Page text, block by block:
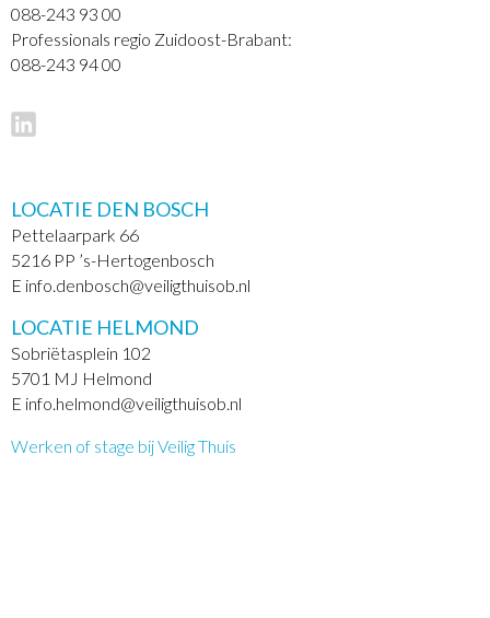
088-243 93 00
Professionals regio Zuidoost-Brabant:
088-243 94 00
LOCATIE DEN BOSCH
Pettelaarpark 66
5216 PP ’s-Hertogenbosch
E info.denbosch@veiligthuisob.nl
LOCATIE HELMOND
Sobriëtasplein 102
5701 MJ Helmond
E info.helmond@veiligthuisob.nl
Werken of stage bij Veilig Thuis